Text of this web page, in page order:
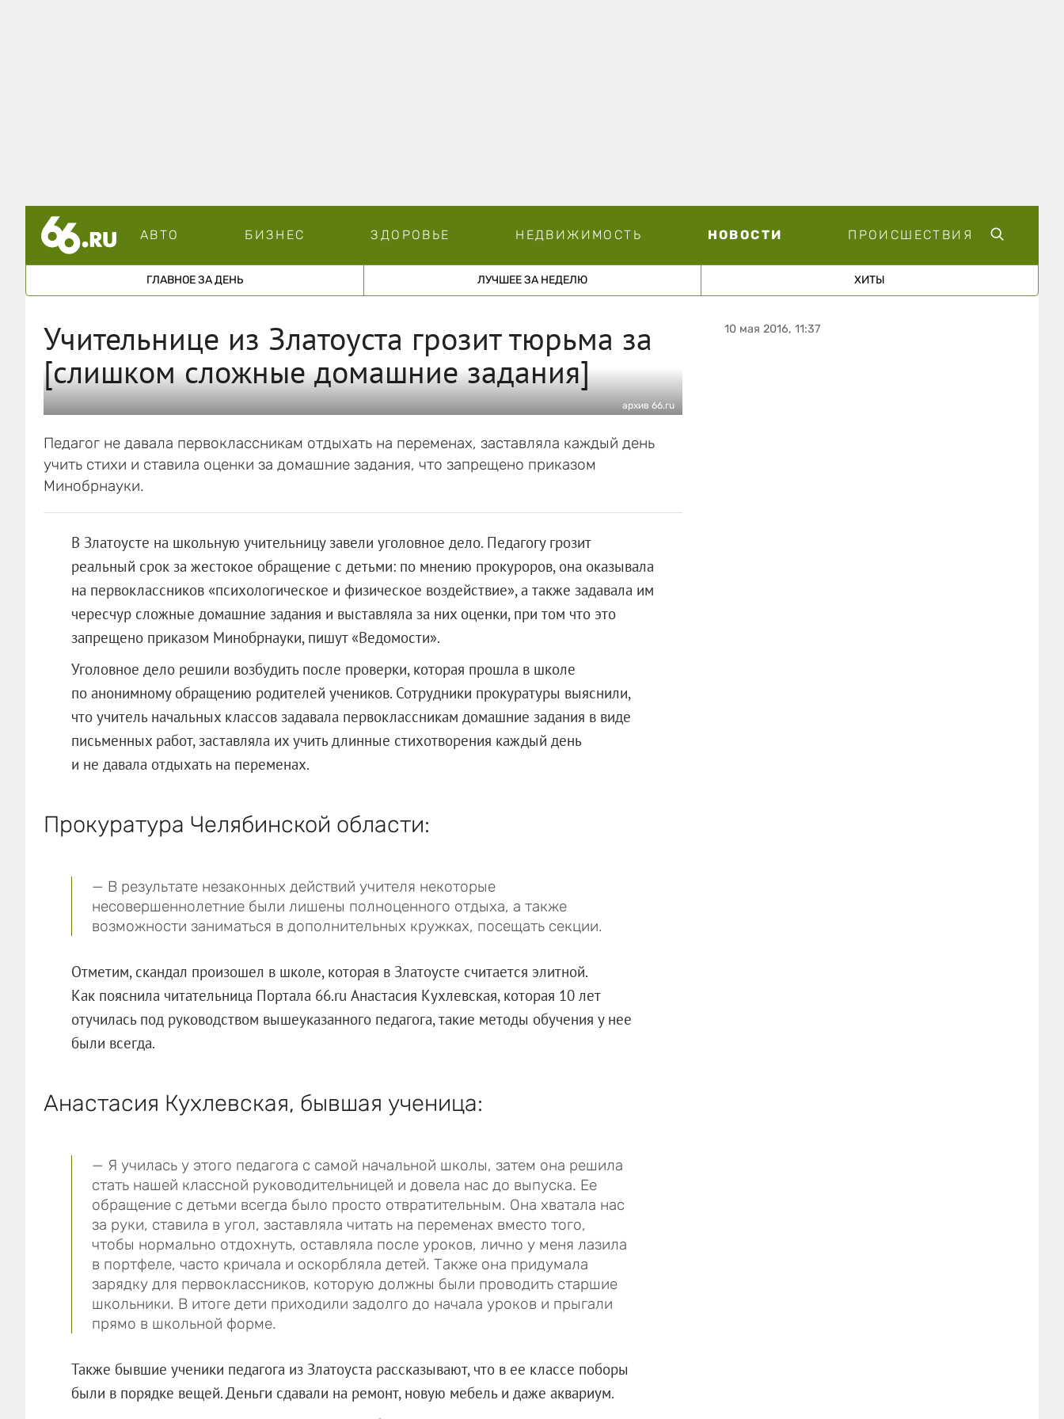
АВТО БИЗНЕС ЗДОРОВЬЕ НЕДВИЖИМОСТЬ НОВОСТИ ПРОИСШЕСТВИЯ
ГЛАВНОЕ ЗА ДЕНЬ ЛУЧШЕЕ ЗА НЕДЕЛЮ ХИТЫ
Учительнице из Златоуста грозит тюрьма за
[слишком сложные домашние задания]
архив 66.ru
Педагог не давала первоклассникам отдыхать на переменах, заставляла каждый день
учить стихи и ставила оценки за домашние задания, что запрещено приказом
Минобрнауки.
В Златоусте на школьную учительницу завели уголовное дело. Педагогу грозит
реальный срок за жестокое обращение с детьми: по мнению прокуроров, она оказывала
на первоклассников «психологическое и физическое воздействие», а также задавала им
чересчур сложные домашние задания и выставляла за них оценки, при том что это
запрещено приказом Минобрнауки, пишут «Ведомости».
Уголовное дело решили возбудить после проверки, которая прошла в школе
по анонимному обращению родителей учеников. Сотрудники прокуратуры выяснили,
что учитель начальных классов задавала первоклассникам домашние задания в виде
письменных работ, заставляла их учить длинные стихотворения каждый день
и не давала отдыхать на переменах.
Прокуратура Челябинской области:
— В результате незаконных действий учителя некоторые
несовершеннолетние были лишены полноценного отдыха, а также
возможности заниматься в дополнительных кружках, посещать секции.
Отметим, скандал произошел в школе, которая в Златоусте считается элитной.
Как пояснила читательница Портала 66.ru Анастасия Кухлевская, которая 10 лет
отучилась под руководством вышеуказанного педагога, такие методы обучения у нее
были всегда.
Анастасия Кухлевская, бывшая ученица:
— Я училась у этого педагога с самой начальной школы, затем она решила
стать нашей классной руководительницей и довела нас до выпуска. Ее
обращение с детьми всегда было просто отвратительным. Она хватала нас
за руки, ставила в угол, заставляла читать на переменах вместо того,
чтобы нормально отдохнуть, оставляла после уроков, лично у меня лазила
в портфеле, часто кричала и оскорбляла детей. Также она придумала
зарядку для первоклассников, которую должны были проводить старшие
школьники. В итоге дети приходили задолго до начала уроков и прыгали
прямо в школьной форме.
Также бывшие ученики педагога из Златоуста рассказывают, что в ее классе поборы
были в порядке вещей. Деньги сдавали на ремонт, новую мебель и даже аквариум.
10 мая 2016, 11:37